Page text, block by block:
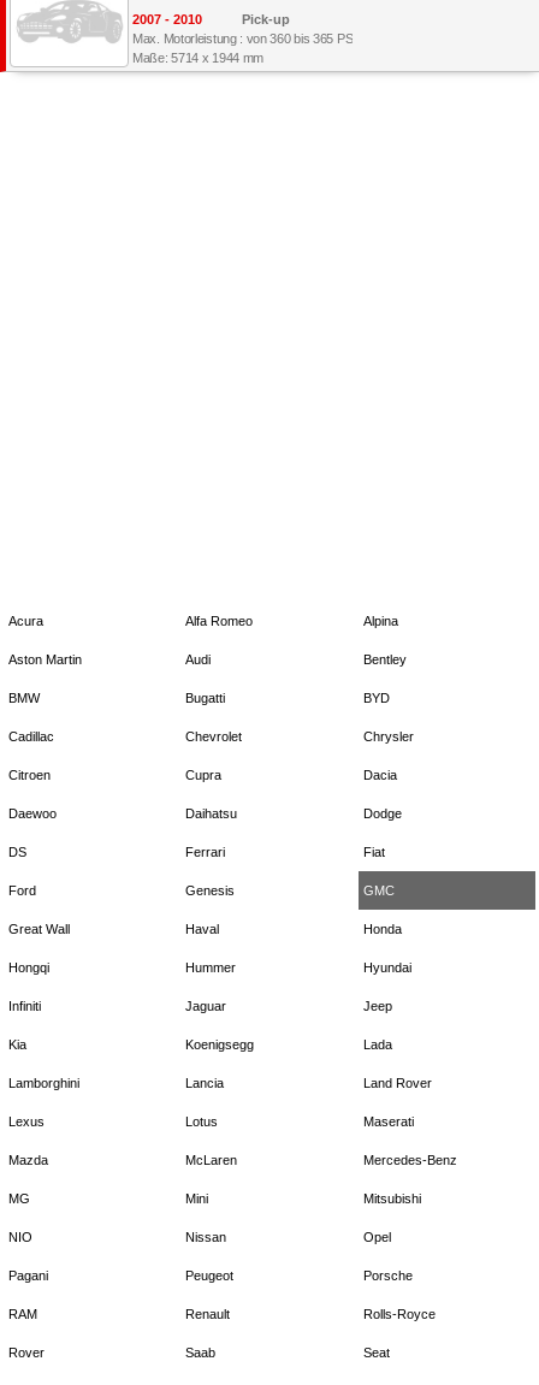
2007 - 2010
Pick-up
Max. Motorleistung : von 360 bis 365 PS
Maße: 5714 x 1944 mm
Acura Alfa Romeo Alpina
Aston Martin Audi Bentley
BMW Bugatti BYD
Cadillac Chevrolet Chrysler
Citroen Cupra Dacia
Daewoo Daihatsu Dodge
DS Ferrari Fiat
Ford Genesis GMC
Great Wall Haval Honda
Hongqi Hummer Hyundai
Infiniti Jaguar Jeep
Kia Koenigsegg Lada
Lamborghini Lancia Land Rover
Lexus Lotus Maserati
Mazda McLaren Mercedes-Benz
MG Mini Mitsubishi
NIO Nissan Opel
Pagani Peugeot Porsche
RAM Renault Rolls-Royce
Rover Saab Seat